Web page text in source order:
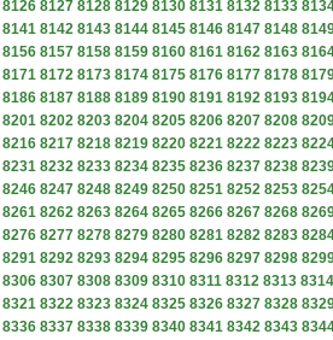
8126 8127 8128 8129 8130 8131 8132 8133
8141 8142 8143 8144 8145 8146 8147 8148
8156 8157 8158 8159 8160 8161 8162 8163
8171 8172 8173 8174 8175 8176 8177 8178
8186 8187 8188 8189 8190 8191 8192 8193
8201 8202 8203 8204 8205 8206 8207 8208
8216 8217 8218 8219 8220 8221 8222 8223
8231 8232 8233 8234 8235 8236 8237 8238
8246 8247 8248 8249 8250 8251 8252 8253
8261 8262 8263 8264 8265 8266 8267 8268
8276 8277 8278 8279 8280 8281 8282 8283
8291 8292 8293 8294 8295 8296 8297 8298
8306 8307 8308 8309 8310 8311 8312 8313 8314
8321 8322 8323 8324 8325 8326 8327 8328
8336 8337 8338 8339 8340 8341 8342 8343